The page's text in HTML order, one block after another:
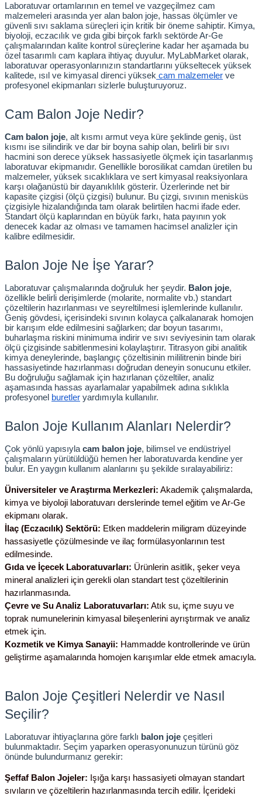
Laboratuvar ortamlarının en temel ve vazgeçilmez cam
malzemeleri arasında yer alan balon joje, hassas ölçümler ve
güvenli sıvı saklama süreçleri için kritik bir öneme sahiptir. Kimya,
biyoloji, eczacılık ve gıda gibi birçok farklı sektörde Ar-Ge
çalışmalarından kalite kontrol süreçlerine kadar her aşamada bu
özel tasarımlı cam kaplara ihtiyaç duyulur. MyLabMarket olarak,
laboratuvar operasyonlarınızın standartlarını yükseltecek yüksek
kalitede, ısıl ve kimyasal direnci yüksek cam malzemeler ve
profesyonel ekipmanları sizlerle buluşturuyoruz.
Cam Balon Joje Nedir?
Cam balon joje, alt kısmı armut veya küre şeklinde geniş, üst
kısmı ise silindirik ve dar bir boyna sahip olan, belirli bir sıvı
hacmini son derece yüksek hassasiyetle ölçmek için tasarlanmış
laboratuvar ekipmanıdır. Genellikle borosilikat camdan üretilen bu
malzemeler, yüksek sıcaklıklara ve sert kimyasal reaksiyonlara
karşı olağanüstü bir dayanıklılık gösterir. Üzerlerinde net bir
kapasite çizgisi (ölçü çizgisi) bulunur. Bu çizgi, sıvının menisküs
çizgisiyle hizalandığında tam olarak belirtilen hacmi ifade eder.
Standart ölçü kaplarından en büyük farkı, hata payının yok
denecek kadar az olması ve tamamen hacimsel analizler için
kalibre edilmesidir.
Balon Joje Ne İşe Yarar?
Laboratuvar çalışmalarında doğruluk her şeydir. Balon joje,
özellikle belirli derişimlerde (molarite, normalite vb.) standart
çözeltilerin hazırlanması ve seyreltilmesi işlemlerinde kullanılır.
Geniş gövdesi, içerisindeki sıvının kolayca çalkalanarak homojen
bir karışım elde edilmesini sağlarken; dar boyun tasarımı,
buharlaşma riskini minimuma indirir ve sıvı seviyesinin tam olarak
ölçü çizgisinde sabitlenmesini kolaylaştırır. Titrasyon gibi analitik
kimya deneylerinde, başlangıç çözeltisinin mililitrenin binde biri
hassasiyetinde hazırlanması doğrudan deneyin sonucunu etkiler.
Bu doğruluğu sağlamak için hazırlanan çözeltiler, analiz
aşamasında hassas ayarlamalar yapabilmek adına sıklıkla
profesyonel buretler yardımıyla kullanılır.
Balon Joje Kullanım Alanları Nelerdir?
Çok yönlü yapısıyla cam balon joje, bilimsel ve endüstriyel
çalışmaların yürütüldüğü hemen her laboratuvarda kendine yer
bulur. En yaygın kullanım alanlarını şu şekilde sıralayabiliriz:
Üniversiteler ve Araştırma Merkezleri: Akademik çalışmalarda,
kimya ve biyoloji laboratuvarı derslerinde temel eğitim ve Ar-Ge
ekipmanı olarak.
İlaç (Eczacılık) Sektörü: Etken maddelerin miligram düzeyinde
hassasiyetle çözülmesinde ve ilaç formülasyonlarının test
edilmesinde.
Gıda ve İçecek Laboratuvarları: Ürünlerin asitlik, şeker veya
mineral analizleri için gerekli olan standart test çözeltilerinin
hazırlanmasında.
Çevre ve Su Analiz Laboratuvarları: Atık su, içme suyu ve
toprak numunelerinin kimyasal bileşenlerini ayrıştırmak ve analiz
etmek için.
Kozmetik ve Kimya Sanayii: Hammadde kontrollerinde ve ürün
geliştirme aşamalarında homojen karışımlar elde etmek amacıyla.
Balon Joje Çeşitleri Nelerdir ve Nasıl
Seçilir?
Laboratuvar ihtiyaçlarına göre farklı balon joje çeşitleri
bulunmaktadır. Seçim yaparken operasyonunuzun türünü göz
önünde bulundurmanız gerekir:
Şeffaf Balon Jojeler: Işığa karşı hassasiyeti olmayan standart
sıvıların ve çözeltilerin hazırlanmasında tercih edilir. İçerideki